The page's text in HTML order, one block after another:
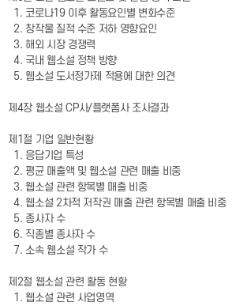
1. 코로나19 이후 활동요인별 변화수준
2. 창작물 질적 수준 저하 영향요인
3. 해외 시장 경쟁력
4. 국내 웹소설 정책 방향
5. 웹소설 도서정가제 적용에 대한 의견
제4장 웹소설 CP사/플랫폼사 조사결과
제1절 기업 일반현황
1. 응답기업 특성
2. 평균 매출액 및 웹소설 관련 매출 비중
3. 웹소설 관련 항목별 매출 비중
4. 웹소설 2차적 저작권 매출 관련 항목별 매출 비중
5. 종사자 수
6. 직종별 종사자 수
7. 소속 웹소설 작가 수
제2절 웹소설 관련 활동 현황
1. 웹소설 관련 사업영역